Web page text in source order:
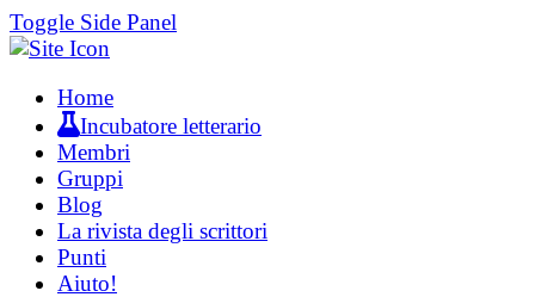
Toggle Side Panel
Home
Incubatore letterario
Membri
Gruppi
Blog
La rivista degli scrittori
Punti
Aiuto!